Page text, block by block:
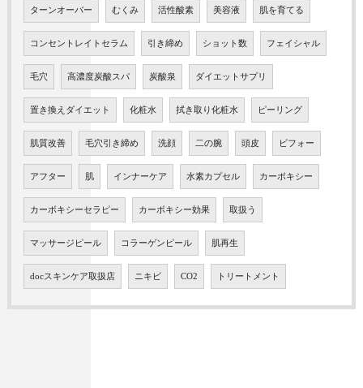
ターンオーバー むくみ 活性酸素 美容液 肌を育てる
コンセントレイトセラム 引き締め ショット数 フェイシャル
毛穴 高濃度炭酸スパ 炭酸泉 ダイエットサプリ
置き換えダイエット 化粧水 拭き取り化粧水 ピーリング
肌質改善 毛穴引き締め 洗顔 二の腕 頭皮 ビフォー
アフター 肌 インナーケア 水素カプセル カーボキシー
カーボキシーセラピー カーボキシー効果 取扱う
マッサージピール コラーゲンピール 肌再生
docスキンケア取扱店 ニキビ CO2 トリートメント